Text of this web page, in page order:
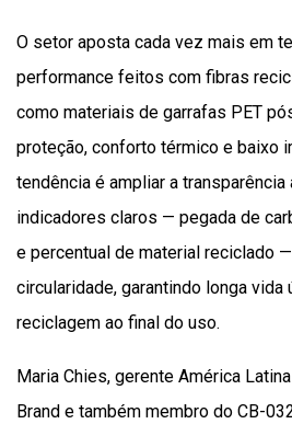
O setor aposta cada vez mais em
performance feitos com fibras
como materiais de garrafas PET
proteção, conforto térmico e baixo
tendência é ampliar a
indicadores claros — pegada de
e percentual de material reciclado
circularidade, garantindo longa
reciclagem ao final do uso.
Maria Chies, gerente América
Brand e também membro do CB-